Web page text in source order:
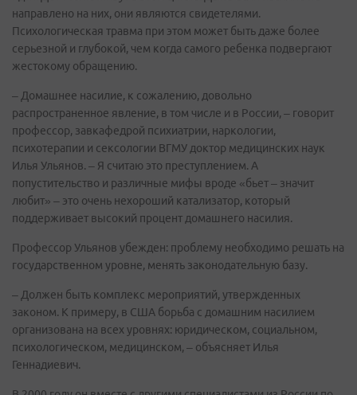
направлено на них, они являются свидетелями.
Психологическая травма при этом может быть даже более
серьезной и глубокой, чем когда самого ребенка подвергают
жестокому обращению.
– Домашнее насилие, к сожалению, довольно
распространенное явление, в том числе и в России, – говорит
профессор, завкафедрой психиатрии, наркологии,
психотерапии и сексологии ВГМУ доктор медицинских наук
Илья Ульянов. – Я считаю это преступлением. А
попустительство и различные мифы вроде «бьет – значит
любит» – это очень нехороший катализатор, который
поддерживает высокий процент домашнего насилия.
Профессор Ульянов убежден: проблему необходимо решать на
государственном уровне, менять законодательную базу.
– Должен быть комплекс мероприятий, утвержденных
законом. К примеру, в США борьба с домашним насилием
организована на всех уровнях: юридическом, социальном,
психологическом, медицинском, – объясняет Илья
Геннадиевич.